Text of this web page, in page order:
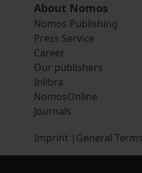
About Nomos
Nomos Publishing
Press Service
Career
Our publishers
Inlibra
NomosOnline
Journals
Imprint | General